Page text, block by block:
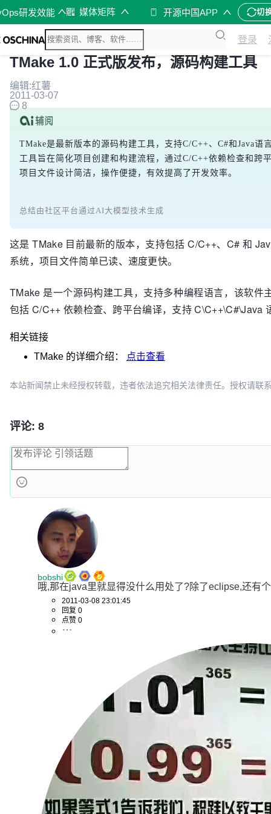
研发效能 媒体矩阵 开源中国APP 切
登录
TMake 1.0 正式版发布，源码构建工具
编辑:红薯
2011-03-07
8
TMake是最新版本的源码构建工具，支持C/C++、C#和Java
工具旨在简化项目创建和构建流程，通过C/C++依赖检查和跨
项目文件设计简洁，操作便捷，有效提高了开发效率。
总结由社区平台通过AI大模型技术生成
这是 TMake 目前最新的版本，支持包括 C/C++、C# 和
系统，项目文件简单已读、速度更快。
TMake 是一个源码构建工具，支持多种编程语言，该软
包括 C/C++ 依赖检查、跨平台编译，支持 C\C++\C#\Java
相关链接
TMake 的详细介绍： 点击查看
本站新闻禁止未经授权转载，违者依法追究相关法律责任。授权请联
评论: 8
bobshi
哦,那在java里就显得没什么用处了?除了eclipse,还有
2011-03-08 23:01:45
回复 0
点赞 0